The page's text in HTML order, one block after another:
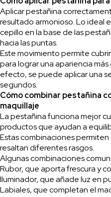
Aplicar pestañina
resultado armonioso. Lo ideal
cepillo en la base de las
hacia las puntas.
Este movimiento permite
para lograr una apariencia
efecto, se puede aplicar una
segundos.
Cómo combinar pestañina
maquillaje
La pestañina funciona mejor
productos que ayudan a
Estas combinaciones
resaltan diferentes rasgos.
Algunas combinaciones
Rubor, que aporta frescura y
Iluminador, que añade luz en
Labiales, que completan el